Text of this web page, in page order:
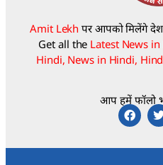
Amit Lekh पर आपको मिलेंगे देश-
Get all the Latest News
Hindi, News in Hindi,
आप हमें फॉलो